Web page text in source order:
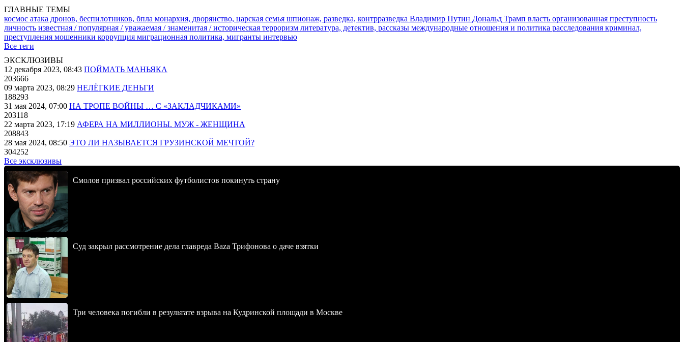
ГЛАВНЫЕ ТЕМЫ
космос атака дронов, беспилотников, бпла монархия, дворянство, царская семья шпионаж, разведка, контрразведка Владимир Путин Дональд Трамп власть организованная преступность
личность известная / популярная / уважаемая / знаменитая / историческая терроризм литература, детектив, рассказы международные отношения и политика расследования криминал,
преступления мошенники коррупция миграционная политика, мигранты интервью
Все теги
ЭКСКЛЮЗИВЫ
12 декабря 2023, 08:43 ПОЙМАТЬ МАНЬЯКА
203666
09 марта 2023, 08:29 НЕЛЁГКИЕ ДЕНЬГИ
188293
31 мая 2024, 07:00 НА ТРОПЕ ВОЙНЫ … С «ЗАКЛАДЧИКАМИ»
203118
22 марта 2023, 17:19 АФЕРА НА МИЛЛИОНЫ. МУЖ - ЖЕНЩИНА
208843
28 мая 2024, 08:50 ЭТО ЛИ НАЗЫВАЕТСЯ ГРУЗИНСКОЙ МЕЧТОЙ?
304252
Все эксклюзивы
Смолов призвал российских футболистов покинуть страну
Суд закрыл рассмотрение дела главреда Baza Трифонова о даче взятки
Три человека погибли в результате взрыва на Кудринской площади в Москве